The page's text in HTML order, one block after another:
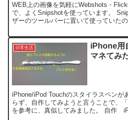
WEB上の画像を気軽にWebshots・
で、よくSnipshotを使っています。
ザーのツールバーに置いて使っていた
日常生活
iPhone用
マネてみ
iPhone/iPod Touchのスタイラスペンが
らず、自作してみようと言うことで、
を参考に、真似してみました。 自作